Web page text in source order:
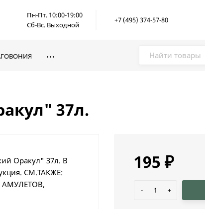
Пн-Пт. 10:00-19:00
Сб-Вс. Выходной
+7 (495) 374-57-80
37л.
Оракул" 37л. В
СМ.ТАКЖЕ:
195 ₽
- +